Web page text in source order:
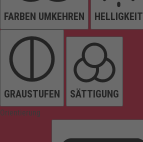
FARBEN UMKEHREN HELLIGKEIT
GRAUSTUFEN SÄTTIGUNG
Orientierung